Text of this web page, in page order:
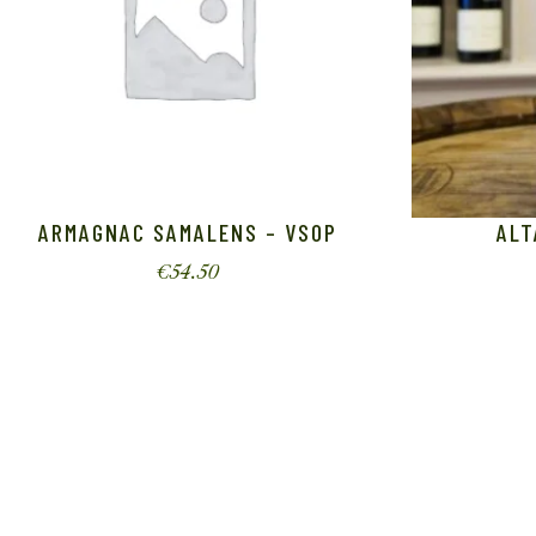
ARMAGNAC SAMALENS – VSOP
€54.50